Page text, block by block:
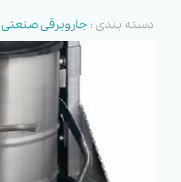
دسته بندی : جاروبرقی صنعتی